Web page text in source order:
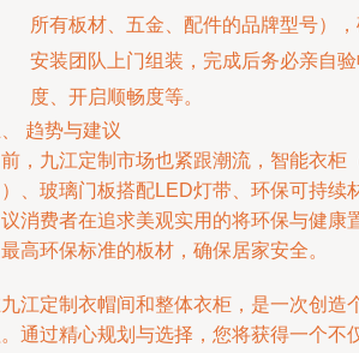
所有板材、五金、配件的品牌型号）
安装团队上门组装，完成后务必亲自
度、开启顺畅度等。
趋势与建议
，九江定制市场也紧跟潮流，智能衣柜
、玻璃门板搭配LED灯带、环保可持续
消费者在追求美观实用的将环保与健康
高环保标准的板材，确保居家安全。
江定制衣帽间和整体衣柜，是一次创造
通过精心规划与选择，您将获得一个不